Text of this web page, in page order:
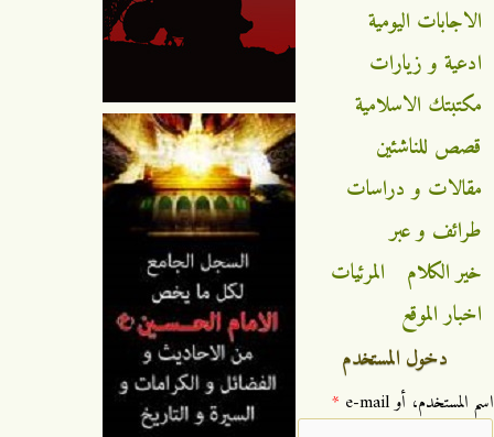
الاجابات اليومية
ادعية و زيارات
مكتبتك الاسلامية
قصص للناشئين
مقالات و دراسات
طرائف و عبر
خير الكلام
المرئيات
اخبار الموقع
دخول المستخدم
‏اسم المستخدم، أو e-mail ‏ *